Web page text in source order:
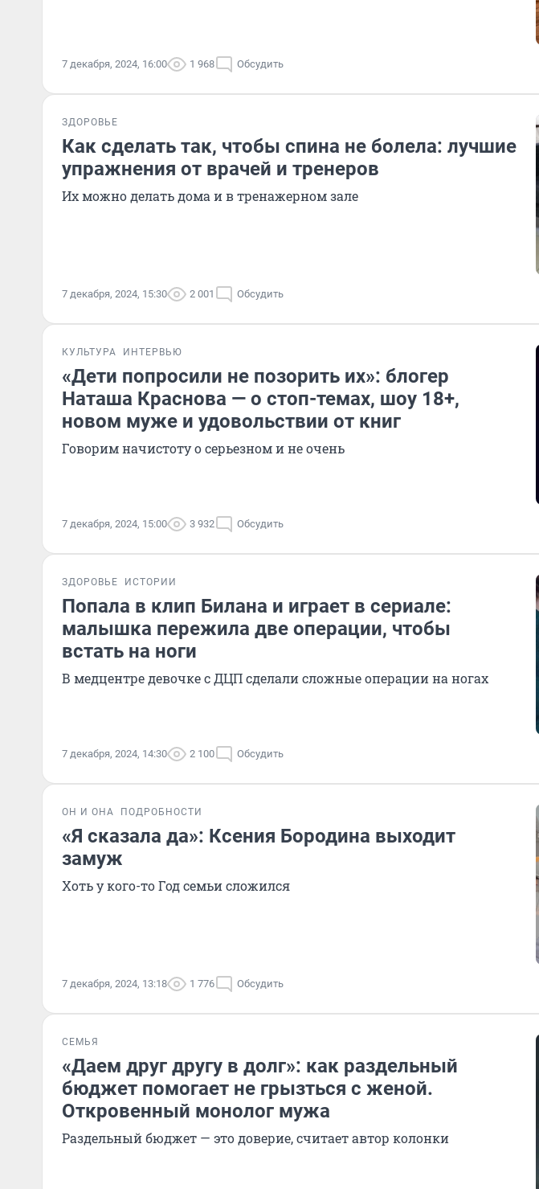
7 декабря, 2024, 16:00 1 968 Обсудить
ЗДОРОВЬЕ
Как сделать так, чтобы спина не болела: лучшие
упражнения от врачей и тренеров
Их можно делать дома и в тренажерном зале
7 декабря, 2024, 15:30 2 001 Обсудить
КУЛЬТУРА ИНТЕРВЬЮ
«Дети попросили не позорить их»: блогер
Наташа Краснова — о стоп-темах, шоу 18+,
новом муже и удовольствии от книг
Говорим начистоту о серьезном и не очень
7 декабря, 2024, 15:00 3 932 Обсудить
ЗДОРОВЬЕ ИСТОРИИ
Попала в клип Билана и играет в сериале:
малышка пережила две операции, чтобы
встать на ноги
В медцентре девочке с ДЦП сделали сложные операции на ногах
7 декабря, 2024, 14:30 2 100 Обсудить
ОН И ОНА ПОДРОБНОСТИ
«Я сказала да»: Ксения Бородина выходит
замуж
Хоть у кого-то Год семьи сложился
7 декабря, 2024, 13:18 1 776 Обсудить
СЕМЬЯ
«Даем друг другу в долг»: как раздельный
бюджет помогает не грызться с женой.
Откровенный монолог мужа
Раздельный бюджет — это доверие, считает автор колонки